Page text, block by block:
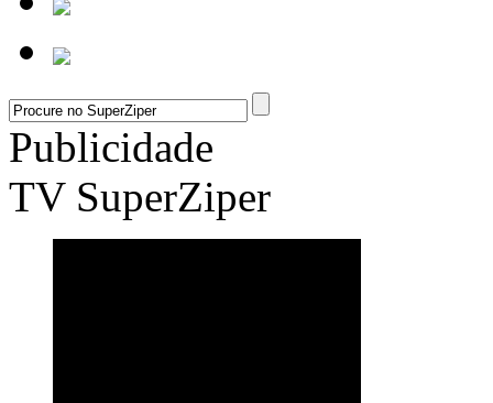
Publicidade
TV SuperZiper